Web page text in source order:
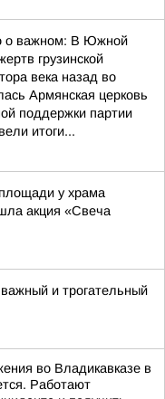
о важном: В Южной
грузинской
века назад во
Армянская церковь
поддержки партии
итоги...
у храма
акция «Свеча
и трогательный
во Владикавказе в
Работают